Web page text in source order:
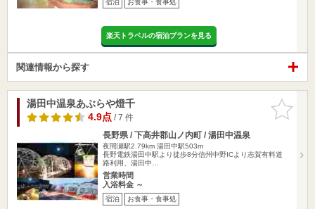
宿泊 お食事・食事処
楽天トラベルの宿泊プランを見る
関連情報から探す
お気に入
りに追加
湯田中温泉あぶらや燈千
4.9点/ 7 件
長野県 / 下高井郡山ノ内町 / 湯田中温泉
夜間瀬駅2.79km 湯田中駅503m
長野電鉄湯田中駅より徒歩8分信州中野ICより志賀有料道
路利用、湯田中…
営業時間
入浴料金 ～
宿泊 お食事・食事処